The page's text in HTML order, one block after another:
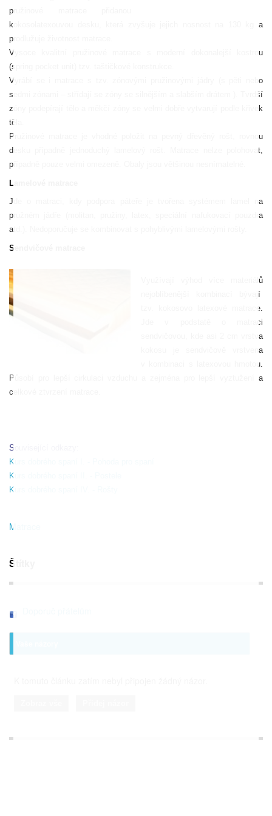
pružinové matrace přidanou
kokosolatexouvou desku, která zvyšuje jejich nosnost na 130 kg a
prodlužuje životnost matrace.
Vysoce kvalitní pružinové matrace s moderní dokonalejší kostrou
(spring pocket unit) tzv. taštičkové konstrukce.
Vyrábí se i matrace s tzv. zónovými pružinovými jádry (s pěti nebo
sedmi zónami – střídají se zóny se silnějším a slabším drátem ). Tvrdší
zóny podepírají tělo a měkčí zóny se velmi dobře vytvarují podle křivek
těla.
Pružinové matrace je vhodné položit na pevný dřevěný rošt, rovnou
desku případně jednoduchý lamelový rošt. Matrace nelze polohovat,
případně pouze velmi omezeně. Obaly jsou většinou nesnímatelné.
Lamelové matrace
Jde o matraci, kdy podpora páteře je tvořena systémem lamel na
pružném jádře (molitan, pružiny, latex, speciální nafukovací pouzdra
atd.). Nedoporučuje se kombinovat s pohyblivými lamelovými rošty.
Sendvičové matrace
Využívají výhod více materiálů
nejoblíbenější kombinací bývají
tzv. kokosovo latexové matrace.
Jde v podstatě o matraci
sendvičovou, kde asi 2 cm vrstva
kokosu je sendvičově vrstvena
v kombinaci s latexovou hmotou.
Působí pro lepší cirkulaci vzduchu a zejména pro lepší vyztužení a
celkové ztvrzení matrace.
Související odkazy:
Kurs dobrého spaní I. - Pohoda pro spaní
Kurs dobrého spaní II. - Postele
Kurs dobrého spaní IV. - Rošty
Matrace
Štítky